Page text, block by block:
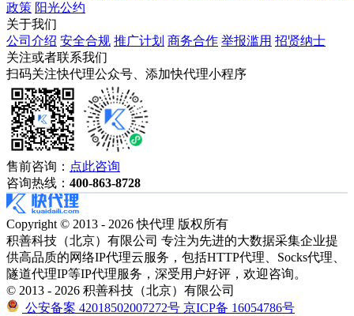
政策 阳光公约
关于我们
公司介绍 安全合规 推广计划 商务合作 举报滥用 招贤纳士
关注或者联系我们
扫码关注快代理公众号、添加快代理小程序
售前咨询： 点此咨询
咨询热线： 400-863-8728
Copyright © 2013 - 2026 快代理 版权所有
积善科技（北京）有限公司 专注为先进的大数据采集企业提
供高品质的网络IP代理云服务，包括HTTP代理、Socks代理、
隧道代理IP等IP代理服务，深受用户好评，欢迎咨询。
© 2013 - 2026 积善科技（北京）有限公司
公安备案 42018502007272号 京ICP备 16054786号